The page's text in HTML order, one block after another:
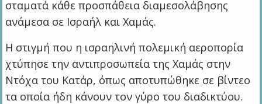
σταματά κάθε προσπάθεια διαμεσολάβησης
ανάμεσα σε Ισραήλ και Χαμάς.
Η στιγμή που η ισραηλινή πολεμική αεροπορία
χτύπησε την αντιπροσωπεία της Χαμάς στην
Ντόχα του Κατάρ, όπως αποτυπώθηκε σε βίντεο
τα οποία ήδη κάνουν τον γύρο του διαδικτύου.